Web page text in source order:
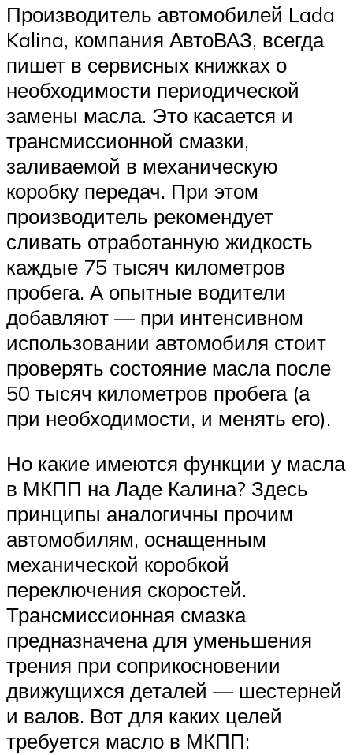
Производитель автомобилей Lada
Kalina, компания АвтоВАЗ, всегда
пишет в сервисных книжках о
необходимости периодической
замены масла. Это касается и
трансмиссионной смазки,
заливаемой в механическую
коробку передач. При этом
производитель рекомендует
сливать отработанную жидкость
каждые 75 тысяч километров
пробега. А опытные водители
добавляют — при интенсивном
использовании автомобиля стоит
проверять состояние масла после
50 тысяч километров пробега (а
при необходимости, и менять его).
Но какие имеются функции у масла
в МКПП на Ладе Калина? Здесь
принципы аналогичны прочим
автомобилям, оснащенным
механической коробкой
переключения скоростей.
Трансмиссионная смазка
предназначена для уменьшения
трения при соприкосновении
движущихся деталей — шестерней
и валов. Вот для каких целей
требуется масло в МКПП: